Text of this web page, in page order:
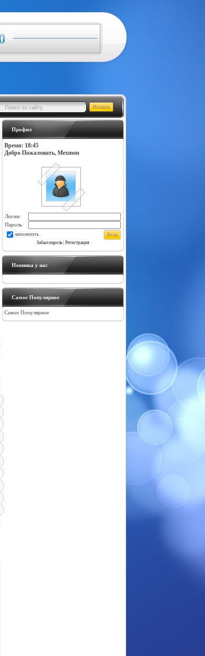
Профил
Время: 18:45
Добро Пожаловать, Mexmon
Логин:
Пароль:
запомнить
Забыл пароль| Регистрация
Новинка у нас
Самое Популярное
Самое Популярное